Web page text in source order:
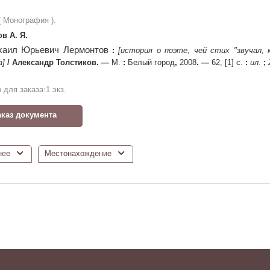
Монография ).
А. Я.
Юрьевич Лермонтов : [история о поэте, чей стих "звучал,
/ Александр Толстиков. —М. : Белый город, 2008. — 62, [1] с. : ил. ;
для заказа:1 экз.
документа
Местонахождение